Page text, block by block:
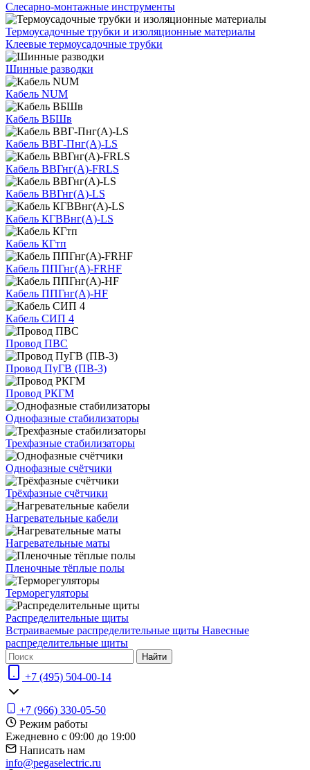
Слесарно-монтажные инструменты
Термоусадочные трубки и изоляционные материалы
Клеевые термоусадочные трубки
Шинные разводки
Кабель NUM
Кабель ВБШв
Кабель ВВГ-Пнг(А)-LS
Кабель ВВГнг(А)-FRLS
Кабель ВВГнг(А)-LS
Кабель КГВВнг(А)-LS
Кабель КГтп
Кабель ППГнг(А)-FRHF
Кабель ППГнг(А)-HF
Кабель СИП 4
Провод ПВС
Провод ПуГВ (ПВ-3)
Провод РКГМ
Однофазные стабилизаторы
Трехфазные стабилизаторы
Однофазные счётчики
Трёхфазные счётчики
Нагревательные кабели
Нагревательные маты
Пленочные тёплые полы
Терморегуляторы
Распределительные щиты
Встраиваемые распределительные щиты Навесные
распределительные щиты
Найти
+7 (495) 504-00-14
+7 (966) 330-05-50
Режим работы
Ежедневно с 09:00 до 19:00
Написать нам
info@pegaselectric.ru